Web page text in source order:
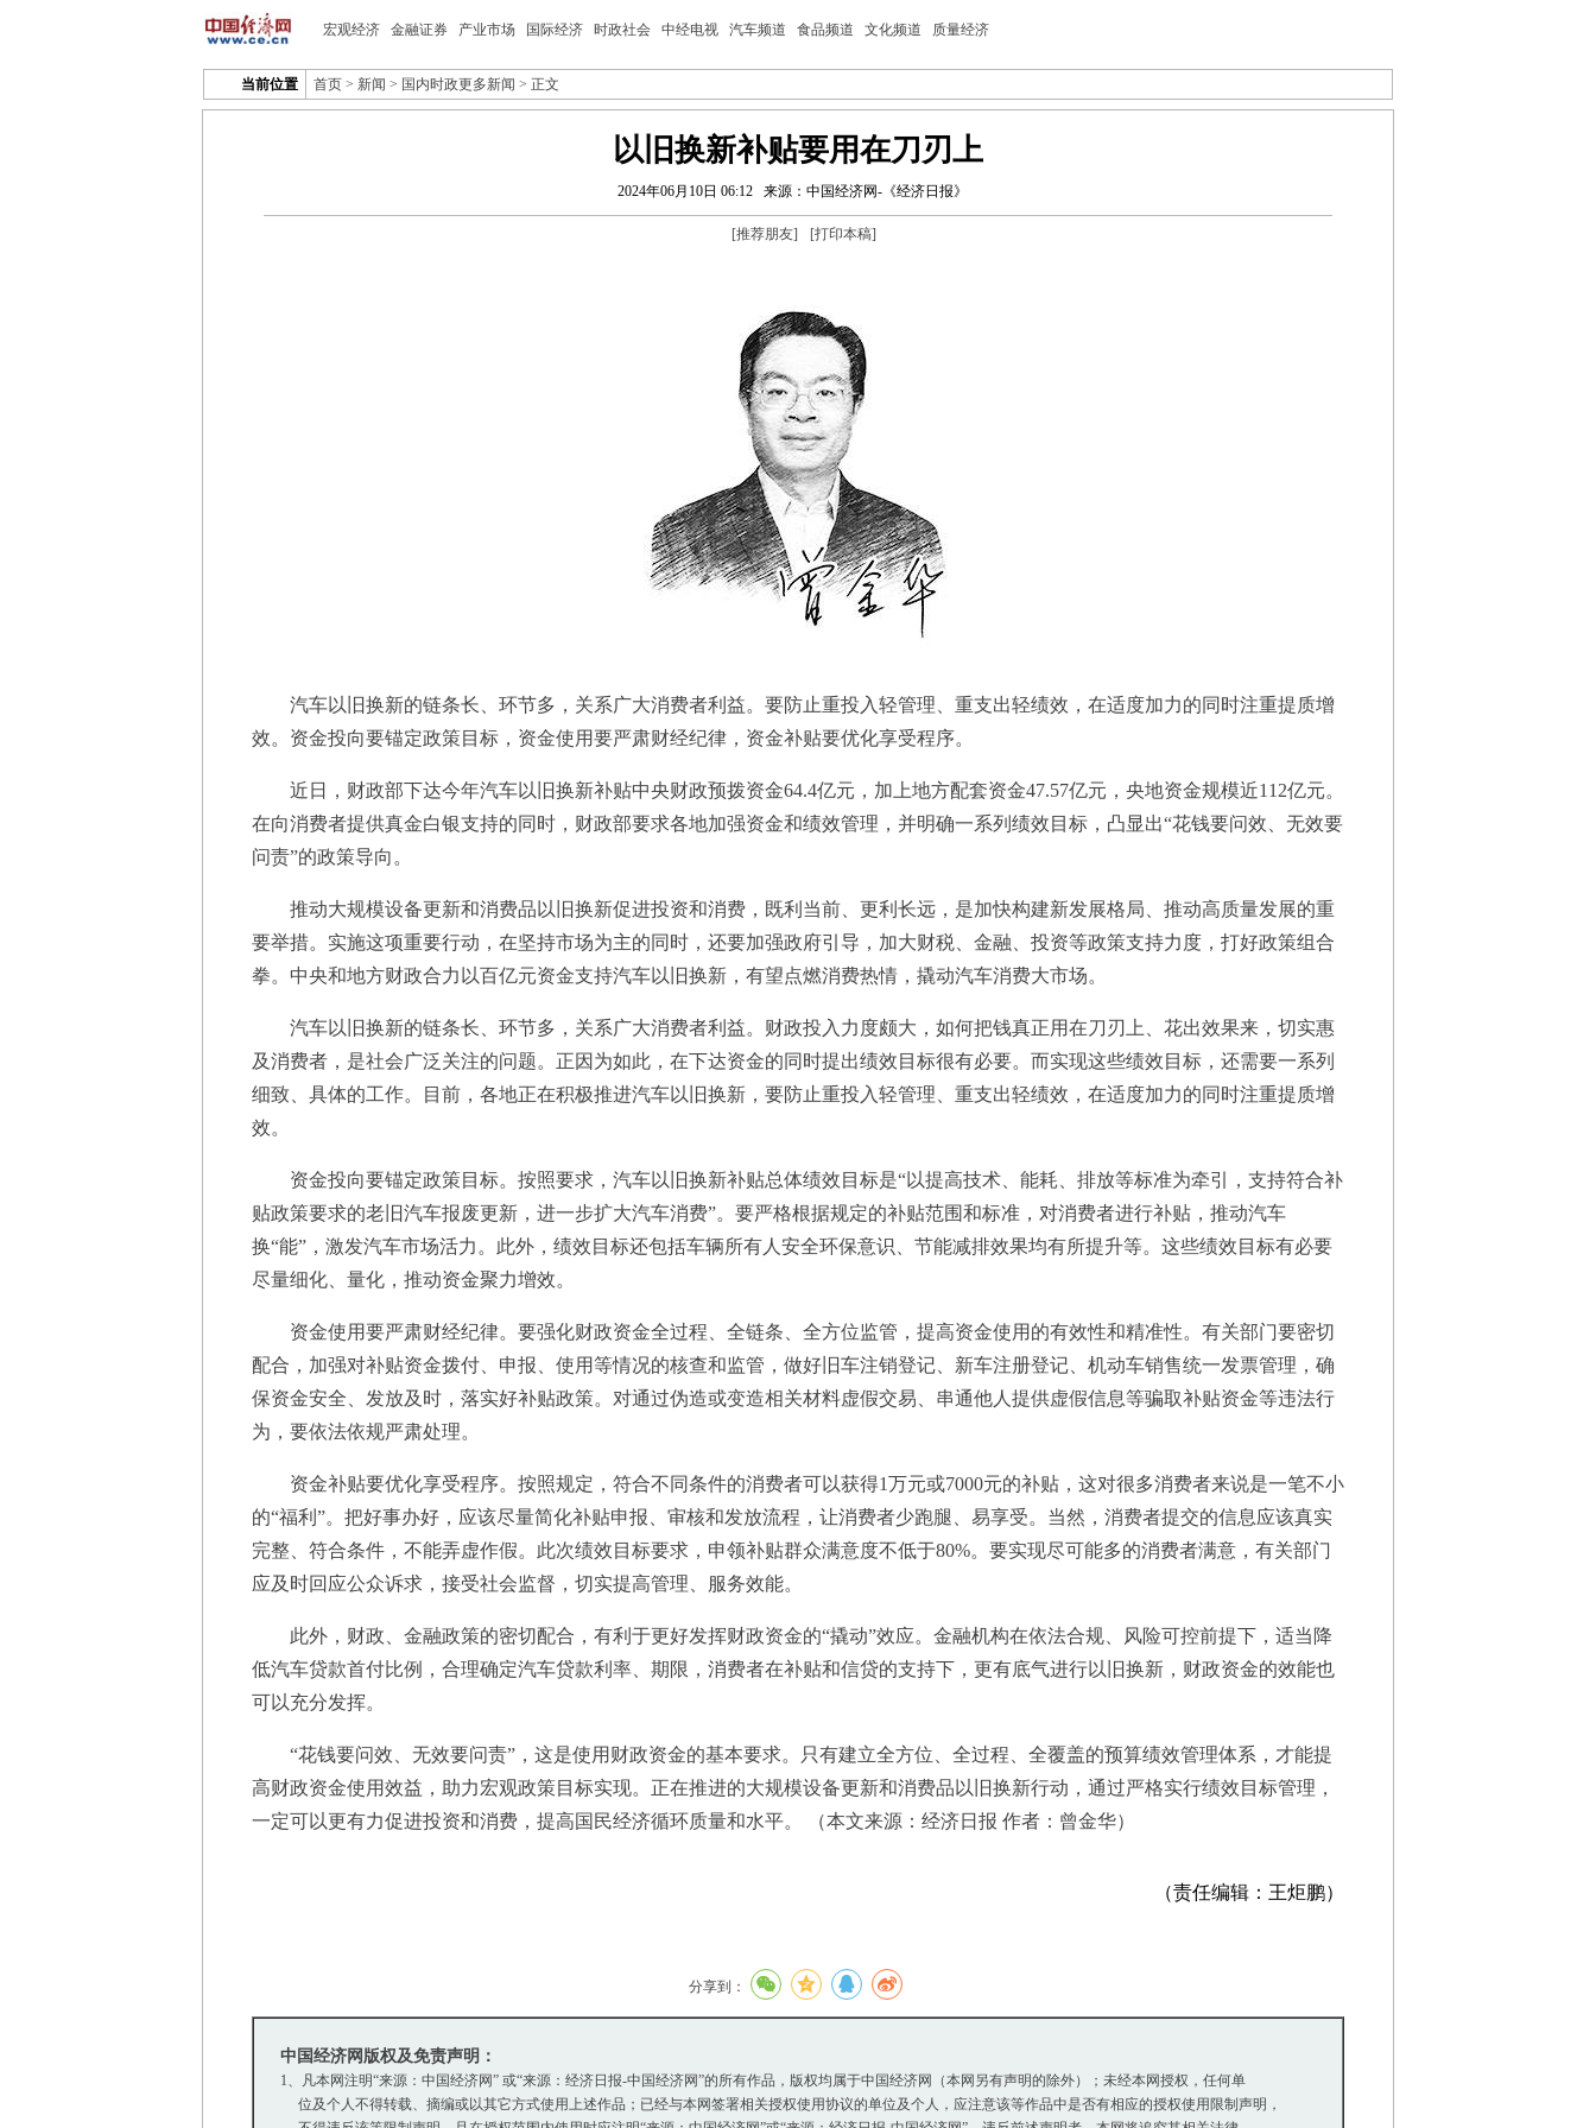
宏观经济 金融证券 产业市场 国际经济 时政社会 中经电视 汽车频道 食品频道 文化频道 质量经济
当前位置 首页 > 新闻 > 国内时政更多新闻 > 正文
以旧换新补贴要用在刀刃上
2024年06月10日 06:12 来源：中国经济网-《经济日报》
[推荐朋友] [打印本稿]
汽车以旧换新的链条长、环节多，关系广大消费者利益。要防止重投入轻管理、重支出轻绩效，在适度加力的同时注重提质增
效。资金投向要锚定政策目标，资金使用要严肃财经纪律，资金补贴要优化享受程序。
近日，财政部下达今年汽车以旧换新补贴中央财政预拨资金64.4亿元，加上地方配套资金47.57亿元，央地资金规模近112亿元。
在向消费者提供真金白银支持的同时，财政部要求各地加强资金和绩效管理，并明确一系列绩效目标，凸显出“花钱要问效、无效要
问责”的政策导向。
推动大规模设备更新和消费品以旧换新促进投资和消费，既利当前、更利长远，是加快构建新发展格局、推动高质量发展的重
要举措。实施这项重要行动，在坚持市场为主的同时，还要加强政府引导，加大财税、金融、投资等政策支持力度，打好政策组合
拳。中央和地方财政合力以百亿元资金支持汽车以旧换新，有望点燃消费热情，撬动汽车消费大市场。
汽车以旧换新的链条长、环节多，关系广大消费者利益。财政投入力度颇大，如何把钱真正用在刀刃上、花出效果来，切实惠
及消费者，是社会广泛关注的问题。正因为如此，在下达资金的同时提出绩效目标很有必要。而实现这些绩效目标，还需要一系列
细致、具体的工作。目前，各地正在积极推进汽车以旧换新，要防止重投入轻管理、重支出轻绩效，在适度加力的同时注重提质增
效。
资金投向要锚定政策目标。按照要求，汽车以旧换新补贴总体绩效目标是“以提高技术、能耗、排放等标准为牵引，支持符合补
贴政策要求的老旧汽车报废更新，进一步扩大汽车消费”。要严格根据规定的补贴范围和标准，对消费者进行补贴，推动汽车
换“能”，激发汽车市场活力。此外，绩效目标还包括车辆所有人安全环保意识、节能减排效果均有所提升等。这些绩效目标有必要
尽量细化、量化，推动资金聚力增效。
资金使用要严肃财经纪律。要强化财政资金全过程、全链条、全方位监管，提高资金使用的有效性和精准性。有关部门要密切
配合，加强对补贴资金拨付、申报、使用等情况的核查和监管，做好旧车注销登记、新车注册登记、机动车销售统一发票管理，确
保资金安全、发放及时，落实好补贴政策。对通过伪造或变造相关材料虚假交易、串通他人提供虚假信息等骗取补贴资金等违法行
为，要依法依规严肃处理。
资金补贴要优化享受程序。按照规定，符合不同条件的消费者可以获得1万元或7000元的补贴，这对很多消费者来说是一笔不小
的“福利”。把好事办好，应该尽量简化补贴申报、审核和发放流程，让消费者少跑腿、易享受。当然，消费者提交的信息应该真实
完整、符合条件，不能弄虚作假。此次绩效目标要求，申领补贴群众满意度不低于80%。要实现尽可能多的消费者满意，有关部门
应及时回应公众诉求，接受社会监督，切实提高管理、服务效能。
此外，财政、金融政策的密切配合，有利于更好发挥财政资金的“撬动”效应。金融机构在依法合规、风险可控前提下，适当降
低汽车贷款首付比例，合理确定汽车贷款利率、期限，消费者在补贴和信贷的支持下，更有底气进行以旧换新，财政资金的效能也
可以充分发挥。
“花钱要问效、无效要问责”，这是使用财政资金的基本要求。只有建立全方位、全过程、全覆盖的预算绩效管理体系，才能提
高财政资金使用效益，助力宏观政策目标实现。正在推进的大规模设备更新和消费品以旧换新行动，通过严格实行绩效目标管理，
一定可以更有力促进投资和消费，提高国民经济循环质量和水平。 （本文来源：经济日报 作者：曾金华）
（责任编辑：王炬鹏）
分享到：
中国经济网版权及免责声明：
1、凡本网注明“来源：中国经济网” 或“来源：经济日报-中国经济网”的所有作品，版权均属于中国经济网（本网另有声明的除外）；未经本网授权，任何单
位及个人不得转载、摘编或以其它方式使用上述作品；已经与本网签署相关授权使用协议的单位及个人，应注意该等作品中是否有相应的授权使用限制声明，